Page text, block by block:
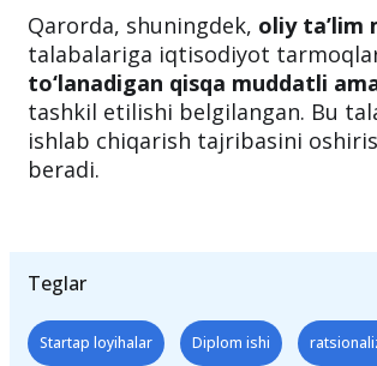
talabaning amaliy va
rag‘batlantirishga qaratilgan.
Qarorda, shuningdek,oliy ta’lim
talabalariga iqtisodiyot
to‘lanadigan qisqa muddatli